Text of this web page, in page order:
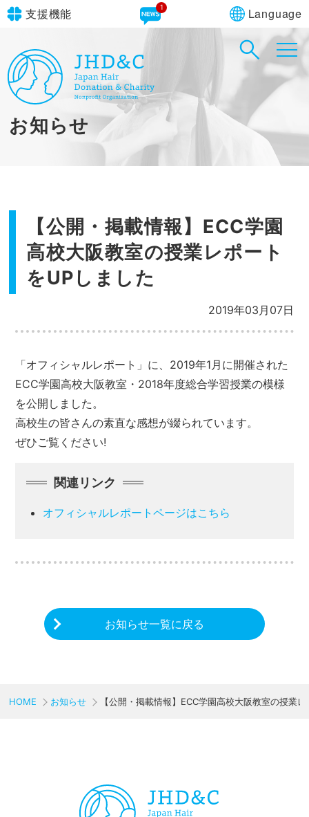
支援機能
文字サイズ 標準
青 黒
やさしいにほんご
1 Language
in simple English
お知らせ
【公開・掲載情報】ECC学園
高校大阪教室の授業レポート
をUPしました
2019年03月07日
「オフィシャルレポート」に、2019年1月に開催された
ECC学園高校大阪教室・2018年度総合学習授業の模様
を公開しました。
高校生の皆さんの素直な感想が綴られています。
ぜひご覧ください!
関連リンク
オフィシャルレポートページはこちら
お知らせ一覧に戻る
HOME お知らせ 【公開・掲載情報】ECC学園高校大阪教室の授業